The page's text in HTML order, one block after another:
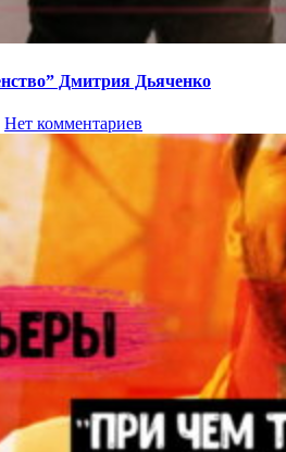
Дмитрия Дьяченко
Нет комментариев